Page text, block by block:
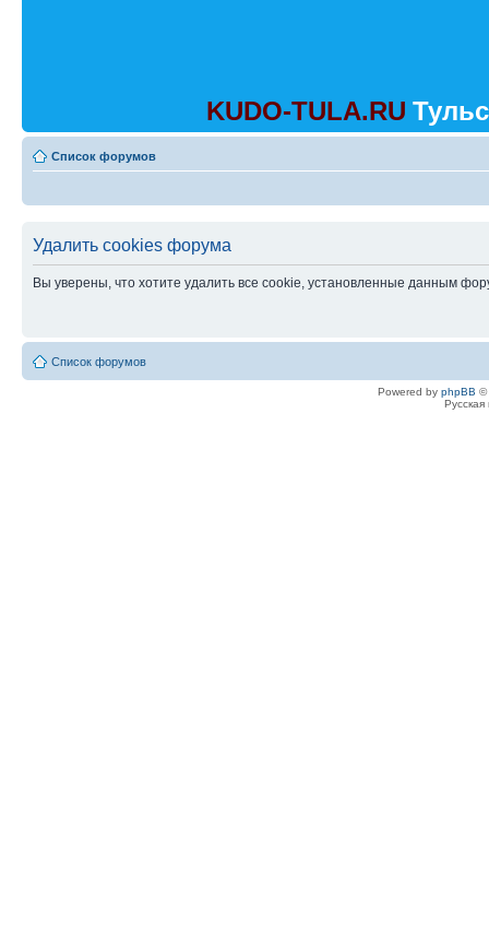
KUDO-TULA.RU
Список форумов
Удалить cookies форума
Вы уверены, что хотите удалить все cookie, установленные данным
Список форумов
Powered by phpBB ©